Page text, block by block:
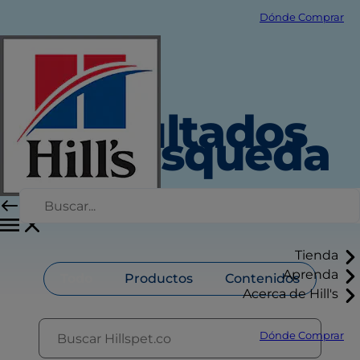
Dónde Comprar
Tienda
Aprenda
Acerca de Hill's
Dónde Comprar
Resultados
de búsqueda
Productos Contenidos